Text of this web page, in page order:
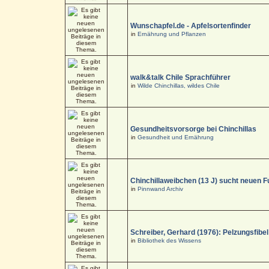
Wunschapfel.de - Apfelsortenfinder
in Ernährung und Pflanzen
walk&talk Chile Sprachführer
in Wilde Chinchillas, wildes Chile
Gesundheitsvorsorge bei Chinchillas
in Gesundheit und Ernährung
Chinchillaweibchen (13 J) sucht neuen
in Pinnwand Archiv
Schreiber, Gerhard (1976): Pelzungsfibel
in Bibliothek des Wissens